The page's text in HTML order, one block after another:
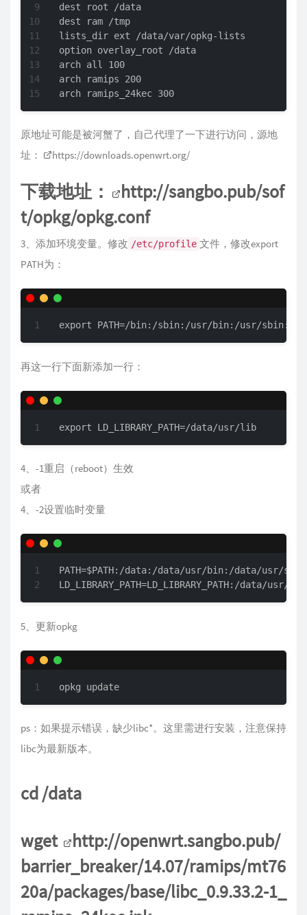
dest root /data
dest ram /tmp
lists_dir ext /data/var/opkg-lists
option overlay_root /data
arch all 100
arch ramips 200
arch ramips_24kec 300
原地址可能是被河蟹了，自己代理了一下进行访问，源地
址：
https://downloads.openwrt.org/
下载地址：
http://sangbo.pub/sof
t/opkg/opkg.conf
3、添加环境变量。修改 /etc/profile 文件，修改export
PATH为：
export PATH=/bin:/sbin:/usr/bin:/usr/sbin:/
再这一行下面新添加一行：
export LD_LIBRARY_PATH=/data/usr/lib
4、-1重启（reboot）生效
或者
4、-2设置临时变量
PATH=$PATH:/data:/data/usr/bin:/data/usr/
LD_LIBRARY_PATH=LD_LIBRARY_PATH:/data/usr/lib
5、更新opkg
opkg update
ps：如果提示错误，缺少libc*。这里需进行安装，注意保持
libc为最新版本。
cd /data
wget
http://openwrt.sangbo.pub/
barrier_breaker/14.07/ramips/mt76
20a/packages/base/libc_0.9.33.2-1_